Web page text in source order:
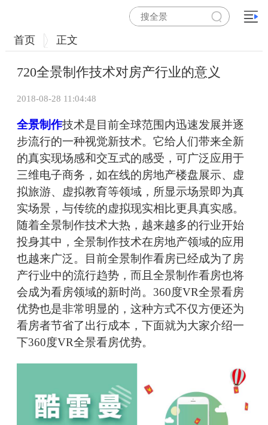
首页 正文
720全景制作技术对房产行业的意义
2018-08-28 11:04:48
全景制作技术是目前全球范围内迅速发展并逐
步流行的一种视觉新技术。它给人们带来全新
的真实现场感和交互式的感受，可广泛应用于
三维电子商务，如在线的房地产楼盘展示、虚
拟旅游、虚拟教育等领域，所显示场景即为真
实场景，与传统的虚拟现实相比更具真实感。
随着全景制作技术大热，越来越多的行业开始
投身其中，全景制作技术在房地产领域的应用
也越来广泛。目前全景制作看房已经成为了房
产行业中的流行趋势，而且全景制作看房也将
会成为看房领域的新时尚。360度VR全景看房
优势也是非常明显的，这种方式不仅方便还为
看房者节省了出行成本，下面就为大家介绍一
下360度VR全景看房优势。